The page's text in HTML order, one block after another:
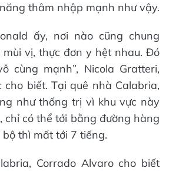
thâm nhập mạnh như vậy.
ấy, nơi nào cũng chung
vị, thực đơn y hệt nhau. Đó
cùng mạnh”, Nicola Gratteri,
cho biết. Tại quê nhà Calabria,
như thống trị vì khu vực này
chỉ có thể tới bằng đường hàng
thì mất tới 7 tiếng.
Corrado Alvaro cho biết